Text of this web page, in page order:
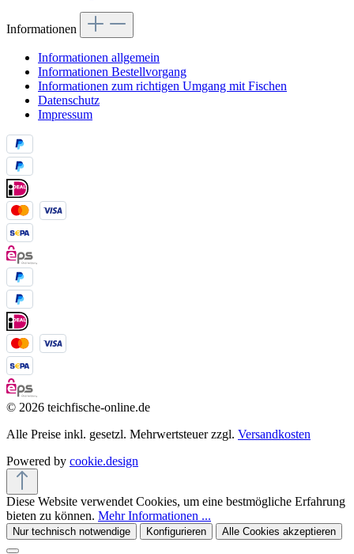
Informationen
Informationen allgemein
Informationen Bestellvorgang
Informationen zum richtigen Umgang mit Fischen
Datenschutz
Impressum
© 2026 teichfische-online.de
Alle Preise inkl. gesetzl. Mehrwertsteuer zzgl. Versandkosten
Powered by cookie.design
Diese Website verwendet Cookies, um eine bestmögliche Erfahrung
bieten zu können. Mehr Informationen ...
Nur technisch notwendige Konfigurieren Alle Cookies akzeptieren